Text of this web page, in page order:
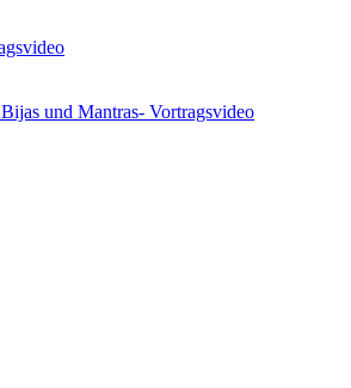
und Mantras- Vortragsvideo